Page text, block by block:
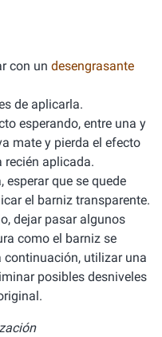
con un desengrasante
de aplicarla.
esperando, entre una y
mate y pierda el efecto
recién aplicada.
esperar que se quede
el barniz transparente.
dejar pasar algunos
como el barniz se
continuación, utilizar una
posibles desniveles